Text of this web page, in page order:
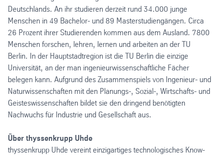
Deutschlands. An ihr studieren derzeit rund 34.000 junge
Menschen in 49 Bachelor- und 89 Masterstudiengängen. Circa
26 Prozent ihrer Studierenden kommen aus dem Ausland. 7800
Menschen forschen, lehren, lernen und arbeiten an der TU
Berlin. In der Hauptstadtregion ist die TU Berlin die einzige
Universität, an der man ingenieurwissenschaftliche Fächer
belegen kann. Aufgrund des Zusammenspiels von Ingenieur- und
Naturwissenschaften mit den Planungs-, Sozial-, Wirtschafts- und
Geisteswissenschaften bildet sie den dringend benötigten
Nachwuchs für Industrie und Gesellschaft aus.
Über thyssenkrupp Uhde
thyssenkrupp Uhde vereint einzigartiges technologisches Know-